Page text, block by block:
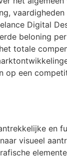
Digital
beloning
totale
een
en
visueel